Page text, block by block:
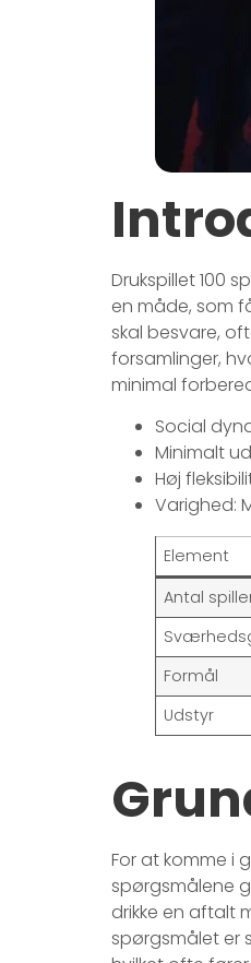
Drukspillet 100
en måde, som
skal besvare,
forsamlinger,
minimal
Social
Minimalt
Høj
Varighed:
Element
Antal
Formål
Udstyr
For at komme i
spørgsmålene
drikke en aftalt
spørgsmålet er